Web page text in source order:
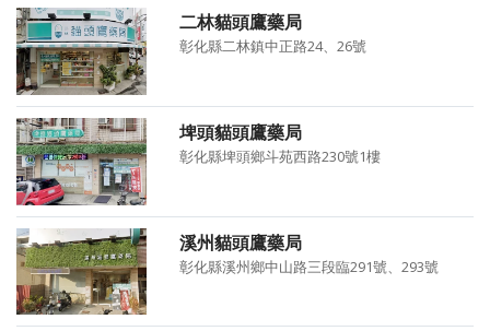
二林貓頭鷹藥局
彰化縣二林鎮中正路24、26號
埤頭貓頭鷹藥局
彰化縣埤頭鄉斗苑西路230號1樓
溪州貓頭鷹藥局
彰化縣溪州鄉中山路三段臨291號、293號